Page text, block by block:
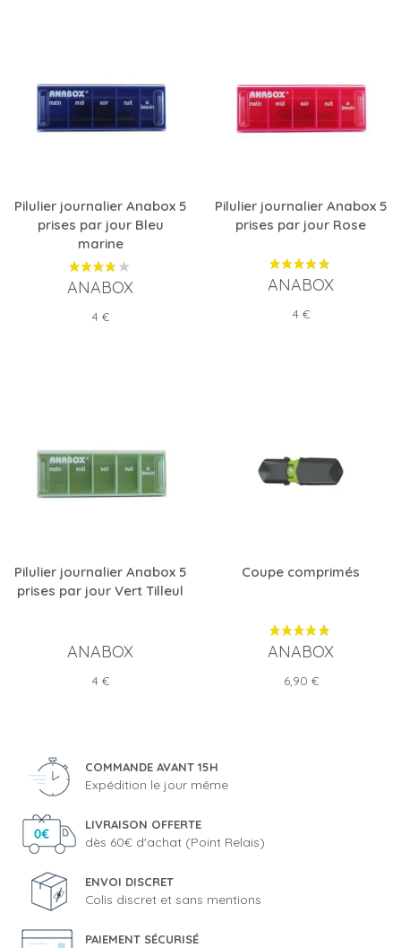
Pilulier journalier Anabox 5
prises par jour Bleu
marine
ANABOX
Prix
4 €
Pilulier journalier Anabox 5
prises par jour Rose
ANABOX
Prix
4 €
Pilulier journalier Anabox 5
prises par jour Vert Tilleul
ANABOX
Prix
4 €
Coupe comprimés
ANABOX
Prix
6,90 €
COMMANDE AVANT 15H
Expédition le jour même
LIVRAISON OFFERTE
dès 60€ d'achat (Point Relais)
ENVOI DISCRET
Colis discret et sans mentions
PAIEMENT SÉCURISÉ